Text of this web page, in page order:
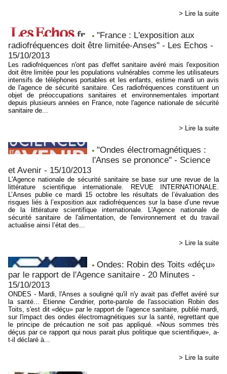
> Lire la suite
"France : L'exposition aux
radiofréquences doit être limitée-Anses" - Les Echos -
15/10/2013
Les radiofréquences n'ont pas d'effet sanitaire avéré mais l'exposition
doit être limitée pour les populations vulnérables comme les utilisateurs
intensifs de téléphones portables et les enfants, estime mardi un avis
de l'agence de sécurité sanitaire. Ces radiofréquences constituent un
objet de préoccupations sanitaires et environnementales important
depuis plusieurs années en France, note l'agence nationale de sécurité
sanitaire de...
> Lire la suite
"Ondes électromagnétiques :
l'Anses se prononce" - Science
et Avenir - 15/10/2013
L'Agence nationale de sécurité sanitaire se base sur une revue de la
littérature scientifique internationale. REVUE INTERNATIONALE.
L’Anses publie ce mardi 15 octobre les résultats de l’évaluation des
risques liés à l’exposition aux radiofréquences sur la base d’une revue
de la littérature scientifique internationale. L'Agence nationale de
sécurité sanitaire de l'alimentation, de l'environnement et du travail
actualise ainsi l’état des...
> Lire la suite
Ondes: Robin des Toits «déçu»
par le rapport de l'Agence sanitaire - 20 Minutes -
15/10/2013
ONDES - Mardi, l'Anses a souligné qu'il n'y avait pas d'effet avéré sur
la santé... Etienne Cendrier, porte-parole de l'association Robin des
Toits, s'est dit «déçu» par le rapport de l'agence sanitaire, publié mardi,
sur l'impact des ondes électromagnétiques sur la santé, regrettant que
le principe de précaution ne soit pas appliqué. «Nous sommes très
déçus par ce rapport qui nous parait plus politique que scientifique», a-
t-il déclaré à...
> Lire la suite